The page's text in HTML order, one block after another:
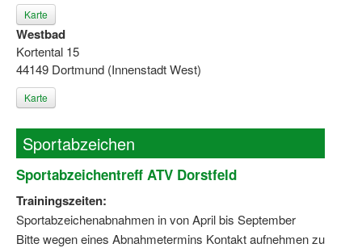
Karte
Westbad
Kortental 15
44149 Dortmund (Innenstadt West)
Karte
Sportabzeichen
Sportabzeichentreff ATV Dorstfeld
Trainingszeiten:
Sportabzeichenabnahmen in von April bis September
Bitte wegen eines Abnahmetermins Kontakt aufnehmen zu